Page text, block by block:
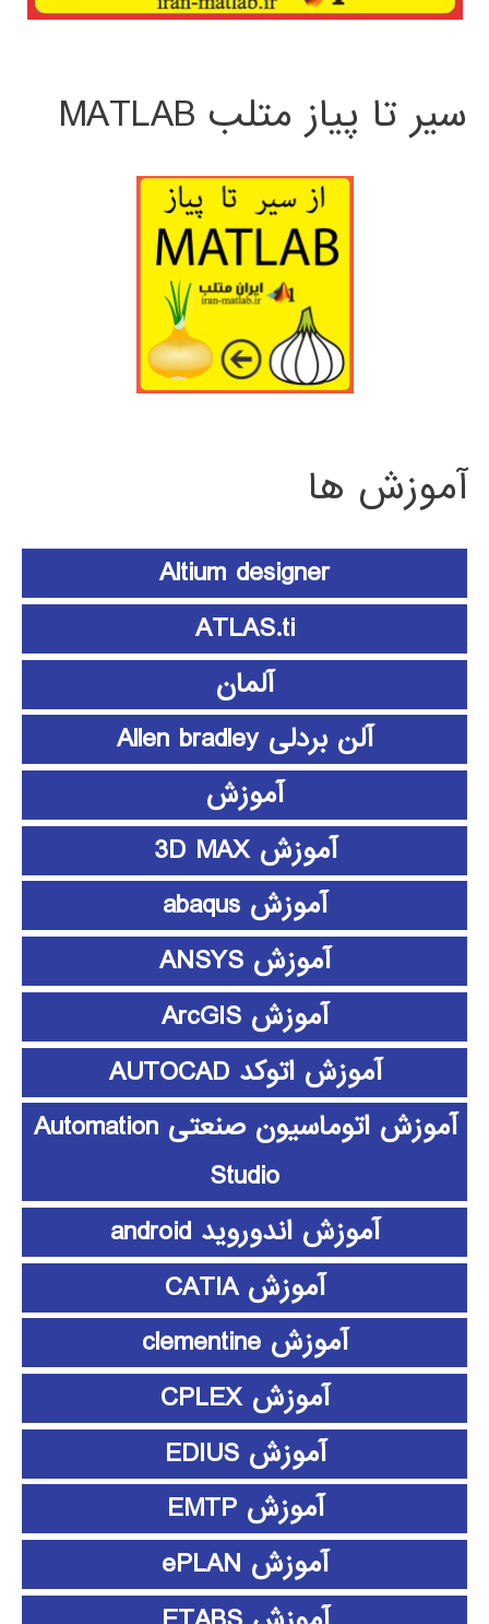
سیر تا پیاز متلب MATLAB
آموزش ها
Altium designer
ATLAS.ti
آلمان
آلن بردلی Allen bradley
آموزش
آموزش 3D MAX
آموزش abaqus
آموزش ANSYS
آموزش ArcGIS
آموزش اتوکد AUTOCAD
آموزش اتوماسیون صنعتی Automation
Studio
آموزش اندوروید android
آموزش CATIA
آموزش clementine
آموزش CPLEX
آموزش EDIUS
آموزش EMTP
آموزش ePLAN